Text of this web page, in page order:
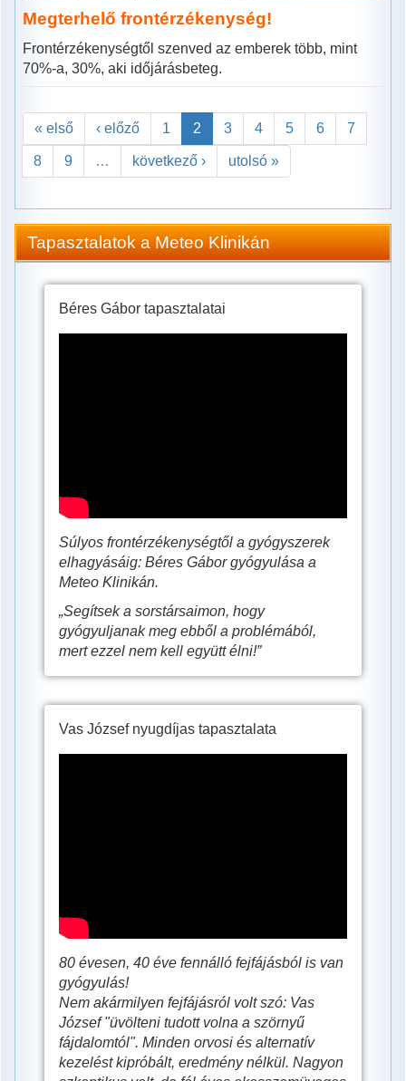
Megterhelő frontérzékenység!
Frontérzékenységtől szenved az emberek több, mint
70%-a, 30%, aki időjárásbeteg.
« első ‹ előző 1 2 3 4 5 6 7
8 9 … következő › utolsó »
Tapasztalatok a Meteo Klinikán
Béres Gábor tapasztalatai
a
kardiológusnál
Súlyos frontérzékenységtől a gyógyszerek
elhagyásáig: Béres Gábor gyógyulása a
Meteo Klinikán.
„Segítsek a sorstársaimon, hogy
gyógyuljanak meg ebből a problémából,
mert ezzel nem kell együtt élni!”
Vas József nyugdíjas tapasztalata
fejfájás
és
fél
éves
Meteo
Klinikai
80 évesen, 40 éve fennálló fejfájásból is van
gyógyulás!
Nem akármilyen fejfájásról volt szó: Vas
József "üvölteni tudott volna a szörnyű
fájdalomtól". Minden orvosi és alternatív
kezelést kipróbált, eredmény nélkül. Nagyon